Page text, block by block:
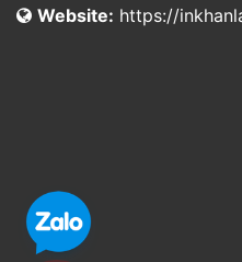
Website: https://